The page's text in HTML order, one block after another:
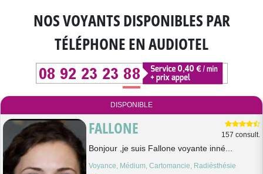
NOS VOYANTS DISPONIBLESPAR
TÉLÉPHONE EN AUDIOTEL
DISPONIBLE
FALLONE 157 consult.
Bonjour ,je suis Fallone voyante inné...
Voyance, Médium, Cartomancie, Radiésthésie